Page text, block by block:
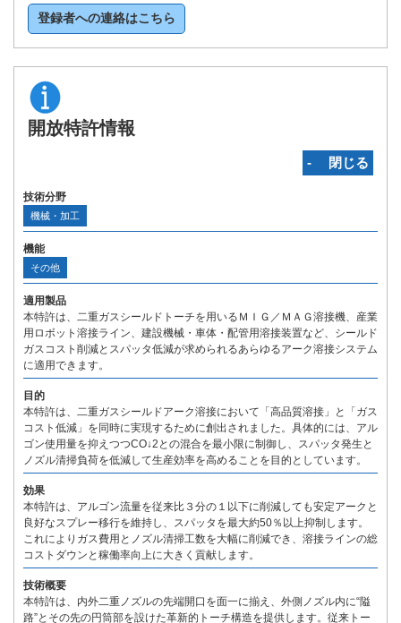
登録者への連絡はこちら
開放特許情報
‐ 閉じる
技術分野
機械・加工
機能
その他
適用製品
本特許は、二重ガスシールドトーチを用いるＭＩＧ／ＭＡＧ溶接機、産業
用ロボット溶接ライン、建設機械・車体・配管用溶接装置など、シールド
ガスコスト削減とスパッタ低減が求められるあらゆるアーク溶接システム
に適用できます。
目的
本特許は、二重ガスシールドアーク溶接において「高品質溶接」と「ガス
コスト低減」を同時に実現するために創出されました。具体的には、アル
ゴン使用量を抑えつつCO↓2との混合を最小限に制御し、スパッタ発生と
ノズル清掃負荷を低減して生産効率を高めることを目的としています。
効果
本特許は、アルゴン流量を従来比３分の１以下に削減しても安定アークと
良好なスプレー移行を維持し、スパッタを最大約50％以上抑制します。
これによりガス費用とノズル清掃工数を大幅に削減でき、溶接ラインの総
コストダウンと稼働率向上に大きく貢献します。
技術概要
本特許は、内外二重ノズルの先端開口を面一に揃え、外側ノズル内に“隘
路”とその先の円筒部を設けた革新的トーチ構造を提供します。従来トー